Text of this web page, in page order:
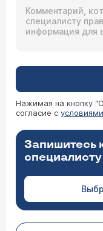
Нажимая на кнопку
согласие с
Запишитесь
специалисту